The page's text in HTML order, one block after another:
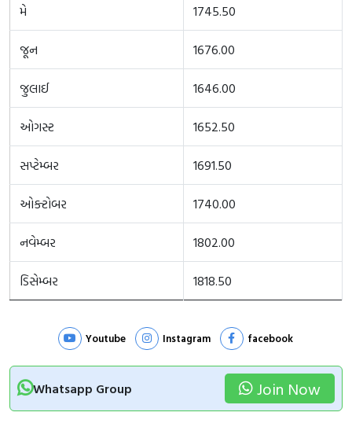
મે 1745.50
જૂન 1676.00
જુલાઈ 1646.00
ઓગસ્ટ 1652.50
સપ્ટેમ્બર 1691.50
ઓક્ટોબર 1740.00
નવેમ્બર 1802.00
ડિસેમ્બર 1818.50
Youtube Instagram facebook
Whatsapp Group Join Now